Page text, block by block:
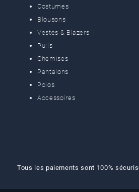
Costumes
Blousons
Vestes & Blazers
Pulls
Chemises
Pantalons
Polos
Accessoires
Tous les paiements sont 100%